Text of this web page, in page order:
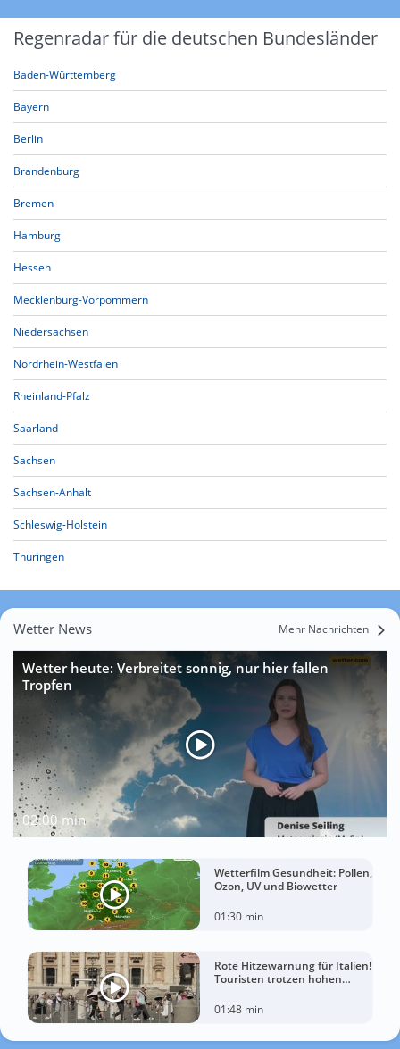
Regenradar für die deutschen Bundesländer
Baden-Württemberg
Bayern
Berlin
Brandenburg
Bremen
Hamburg
Hessen
Mecklenburg-Vorpommern
Niedersachsen
Nordrhein-Westfalen
Rheinland-Pfalz
Saarland
Sachsen
Sachsen-Anhalt
Schleswig-Holstein
Thüringen
Wetter News Mehr Nachrichten
Wetter heute: Verbreitet sonnig, nur hier fallen
Tropfen
02:00 min
Wetterfilm Gesundheit: Pollen,
Ozon, UV und Biowetter
01:30 min
Rote Hitzewarnung für Italien!
Touristen trotzen hohen
01:48 min